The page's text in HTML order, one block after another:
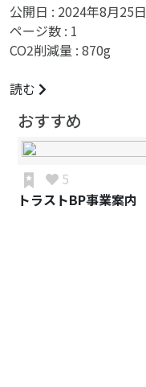
公開日 : 2024年8月25日
ページ数 : 1
CO2削減量 : 870g
読む
おすすめ
5
トラストBP事業案内